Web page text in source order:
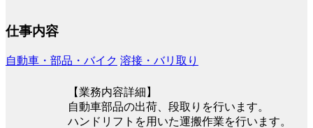
仕事内容
自動車・部品・バイク 溶接・バリ取り
【業務内容詳細】
自動車部品の出荷、段取りを行います。
ハンドリフトを用いた運搬作業を行います。